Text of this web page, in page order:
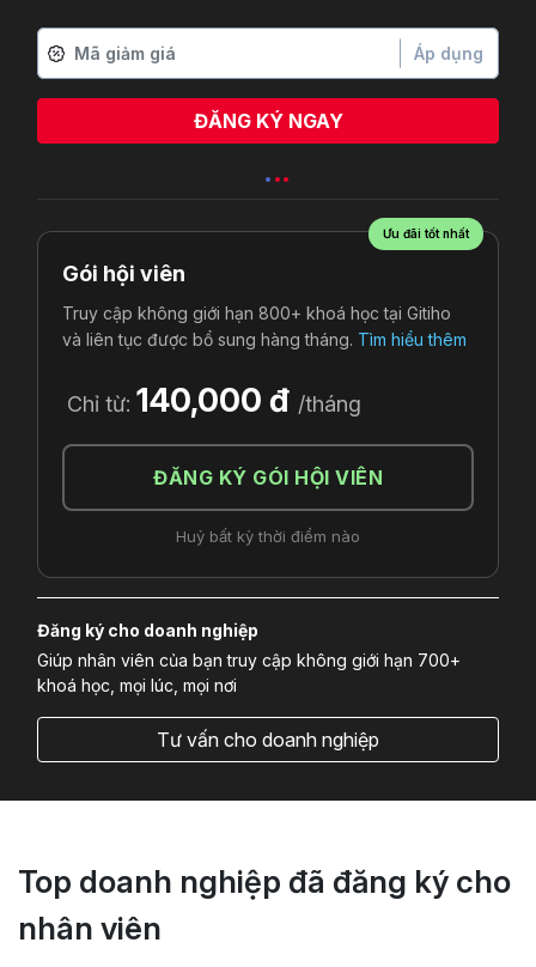
Áp dụng
ĐĂNG KÝ NGAY
vừa đăng ký
Ưu đãi tốt nhất
Gói hội viên
Truy cập không giới hạn 800+ khoá học tại Gitiho
và liên tục được bổ sung hàng tháng. Tìm hiểu thêm
Chỉ từ: 140,000 đ /tháng
ĐĂNG KÝ GÓI HỘI VIÊN
Huỷ bất kỳ thời điểm nào
Đăng ký cho doanh nghiệp
Giúp nhân viên của bạn truy cập không giới hạn 700+
khoá học, mọi lúc, mọi nơi
Tư vấn cho doanh nghiệp
Top doanh nghiệp đã đăng ký cho
nhân viên